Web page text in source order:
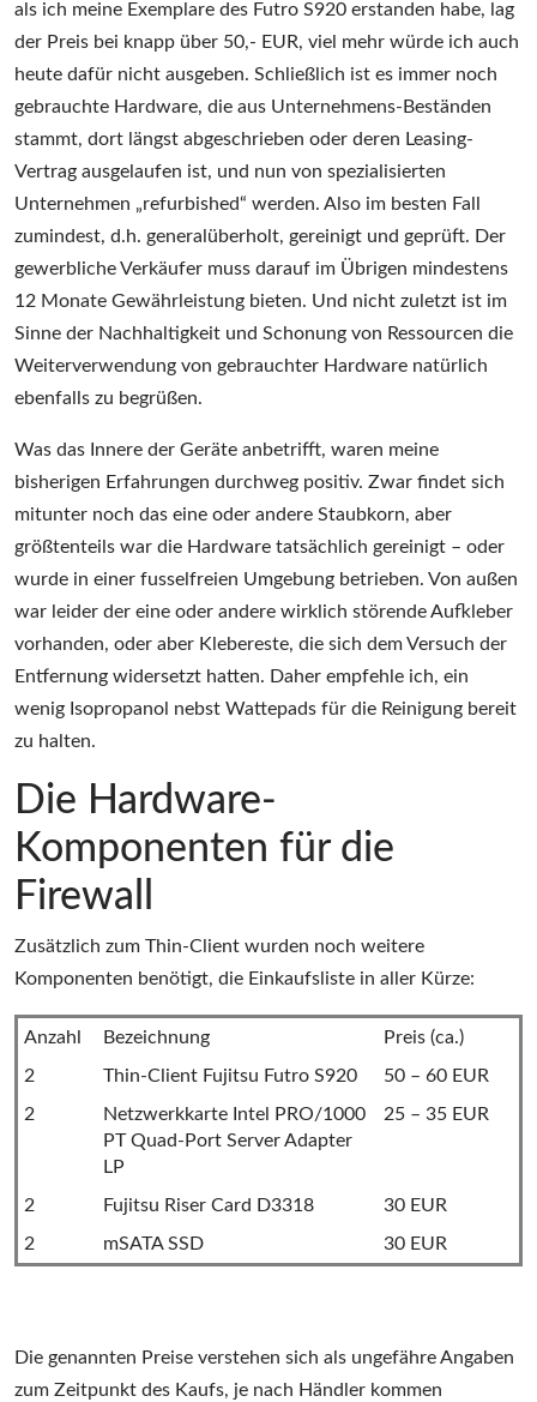
als ich meine Exemplare des Futro S920 erstanden habe, lag
der Preis bei knapp über 50,- EUR, viel mehr würde ich auch
heute dafür nicht ausgeben. Schließlich ist es immer noch
gebrauchte Hardware, die aus Unternehmens-Beständen
stammt, dort längst abgeschrieben oder deren Leasing-
Vertrag ausgelaufen ist, und nun von spezialisierten
Unternehmen „refurbished“ werden. Also im besten Fall
zumindest, d.h. generalüberholt, gereinigt und geprüft. Der
gewerbliche Verkäufer muss darauf im Übrigen mindestens
12 Monate Gewährleistung bieten. Und nicht zuletzt ist im
Sinne der Nachhaltigkeit und Schonung von Ressourcen die
Weiterverwendung von gebrauchter Hardware natürlich
ebenfalls zu begrüßen.
Was das Innere der Geräte anbetrifft, waren meine
bisherigen Erfahrungen durchweg positiv. Zwar findet sich
mitunter noch das eine oder andere Staubkorn, aber
größtenteils war die Hardware tatsächlich gereinigt – oder
wurde in einer fusselfreien Umgebung betrieben. Von außen
war leider der eine oder andere wirklich störende Aufkleber
vorhanden, oder aber Klebereste, die sich dem Versuch der
Entfernung widersetzt hatten. Daher empfehle ich, ein
wenig Isopropanol nebst Wattepads für die Reinigung bereit
zu halten.
Die Hardware-
Komponenten für die
Firewall
Zusätzlich zum Thin-Client wurden noch weitere
Komponenten benötigt, die Einkaufsliste in aller Kürze:
Anzahl Bezeichnung
Preis (ca.)
2
Thin-Client Fujitsu Futro S920
50 – 60 EUR
2
Netzwerkkarte Intel PRO/1000
PT Quad-Port Server Adapter
LP
25 – 35 EUR
2 Fujitsu Riser Card D3318
30 EUR
2
mSATA SSD 30 EUR
Die genannten Preise verstehen sich als ungefähre Angaben
zum Zeitpunkt des Kaufs, je nach Händler kommen